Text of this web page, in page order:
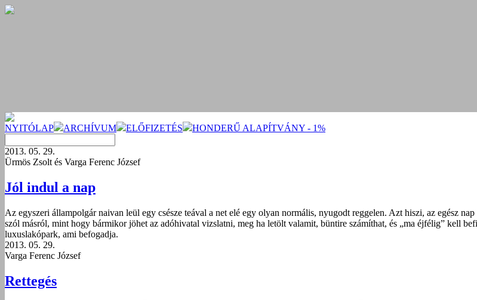
NYITÓLAP ARCHÍVUM ELŐFIZETÉS HONDERŰ ALAPÍTVÁNY - 1%
2013. 05. 29.
Ürmös Zsolt és Varga Ferenc József
Jól indul a nap
Az egyszeri állampolgár naivan leül egy csésze teával a net elé egy olyan normális, nyugodt reggelen. Azt hiszi, az egész
szól másról, mint hogy bármikor jöhet az adóhivatal vizslatni, meg ha letölt valamit, büntire számíthat, és „ma éjfélig” kell
luxuslakópark, ami befogadja.
2013. 05. 29.
Varga Ferenc József
Rettegés